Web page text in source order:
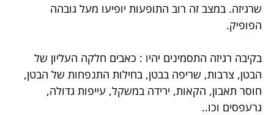
שרגיזה. במצב זה רוב התופעות יופיעו מעל גובהה
הפופיק.
בקיבה רגיזה התסמינים יהיו : כאבים חלקה העליון של
הבטן, צרבות, שריפה בבטן, בחילות התנפחות של הבטן,
חוסר תאבון, הקאות, ירידה במשקל, עייפות גדולה,
גרעפסים וכו..